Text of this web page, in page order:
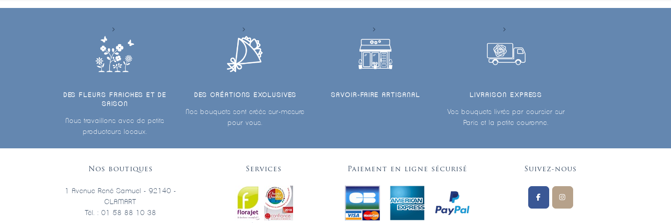
DES FLEURS FRAICHES ET DE
SAISON
Nous travaillons avec de petits
producteurs locaux.
DES CRÉATIONS EXCLUSIVES
Nos bouquets sont créés sur-mesure
pour vous.
SAVOIR-FAIRE ARTISANAL LIVRAISON EXPRESS
Vos bouquets livrés par coursier sur
Paris et la petite couronne.
Nos boutiques
1 Avenue René Samuel - 92140 -
CLAMART
Tél. : 01 58 88 10 38
Services Paiement en ligne sécurisé Suivez-nous